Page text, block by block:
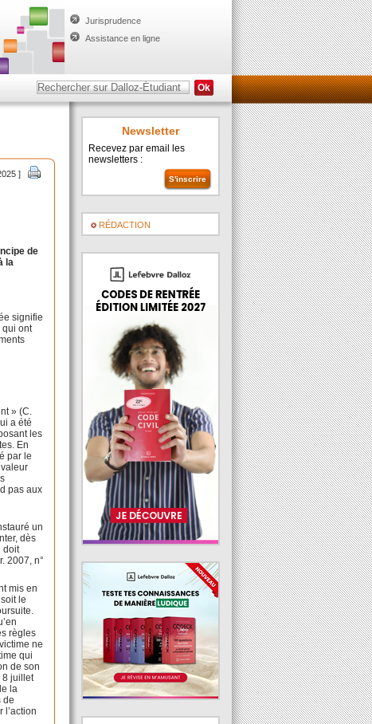
Jurisprudence
Assistance en ligne
]
de
la
signifie
qui ont
» (C.
a été
les
En
par le
pas aux
un
dès
doit
2007, n°
mis en
le
règles
ne
qui
de son
8 juillet
la
de
l’action
Newsletter
Recevez par email les
newsletters :
RÉDACTION